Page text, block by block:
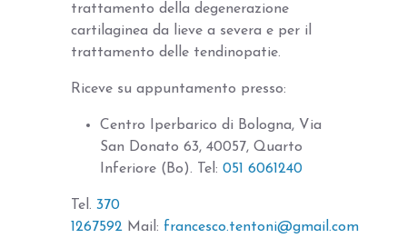
trattamento della degenerazione
cartilaginea da lieve a severa e per il
trattamento delle tendinopatie.
Riceve su appuntamento presso:
Centro Iperbarico di Bologna, Via
San Donato 63, 40057, Quarto
Inferiore (Bo). Tel: 051 6061240
Tel. 370
1267592 Mail: francesco.tentoni@gmail.com